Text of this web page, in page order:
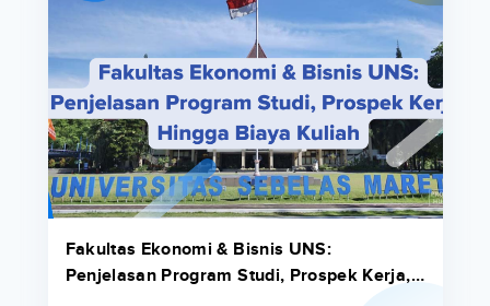
Fakultas Ekonomi & Bisnis UNS:
Penjelasan Program Studi, Prospek Kerja,